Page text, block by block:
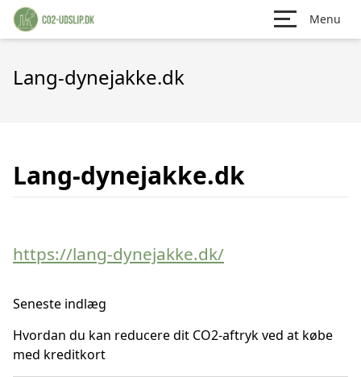
Menu
Lang-dynejakke.dk
Lang-dynejakke.dk
https://lang-dynejakke.dk/
Seneste indlæg
Hvordan du kan reducere dit CO2-aftryk ved at købe
med kreditkort